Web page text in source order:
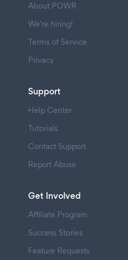
About POWR
We're hiring!
Terms of Service
Privacy
Support
Help Center
Tutorials
Contact Support
Report Abuse
Get Involved
Affiliate Program
Success Stories
Feature Requests